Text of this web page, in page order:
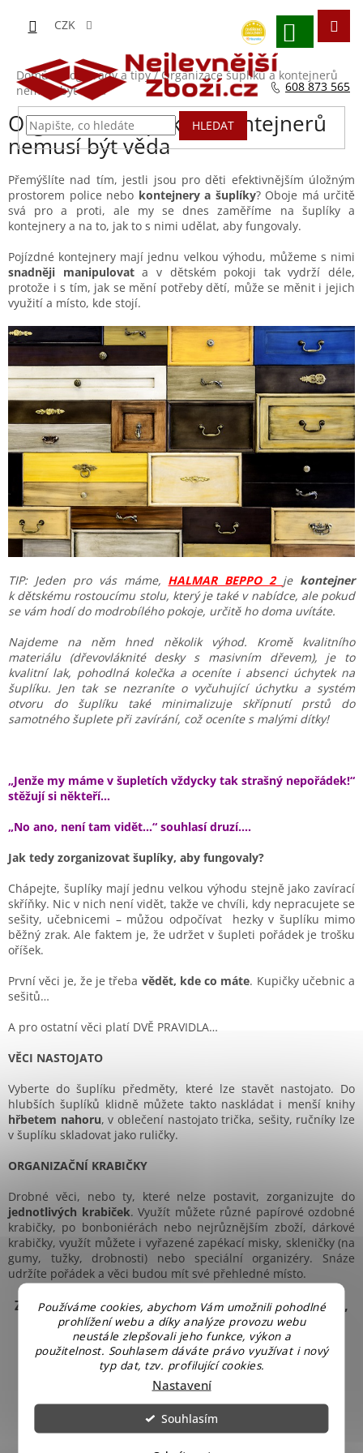
Používáme cookies, abychom Vám umožnili pohodlné
prohlížení webu a díky analýze provozu webu
neustále zlepšovali jeho funkce, výkon a
použitelnost. Souhlasem dáváte právo využívat i nový
typ dat, tzv. profilující cookies.
Nastavení
Souhlasím
obsah
CZK
HLEDAT
NÁKUPNÍ
KOŠÍK
Domů / Blog - rady a tipy / Organizace šuplíků a kontejnerů
nemusí být věda
Organizace šuplíků a kontejnerů
nemusí být věda
Přemýšlíte nad tím, jestli jsou pro děti efektivnějším úložným
prostorem police nebo kontejnery a šuplíky? Oboje má určitě
svá pro a proti, ale my se dnes zaměříme na šuplíky a
kontejnery a na to, jak to s nimi udělat, aby fungovaly.
Pojízdné kontejnery mají jednu velkou výhodu, můžeme s nimi
snadněji manipulovata v dětském pokoji tak vydrží déle,
protože i s tím, jak se mění potřeby dětí, může se měnit i jejich
využití a místo, kde stojí.
TIP: Jeden pro vás máme, HALMAR BEPPO 2 je kontejner
k dětskému rostoucímu stolu, který je také v nabídce, ale pokud
se vám hodí do modrobílého pokoje, určitě ho doma uvítáte.
Najdeme na něm hned několik výhod. Kromě kvalitního
materiálu (dřevovláknité desky s masivním dřevem), je to
kvalitní lak, pohodlná kolečka a oceníte i absenci úchytek na
šuplíku. Jen tak se nezraníte o vyčuhující úchytku a systém
otvoru do šuplíku také minimalizuje skřípnutí prstů do
samotného šuplete při zavírání, což oceníte s malými dítky!
„Jenže my máme v šupletích vždycky tak strašný nepořádek!“
stěžují si někteří…
„No ano, není tam vidět…“ souhlasí druzí….
Jak tedy zorganizovat šuplíky, aby fungovaly?
Chápejte, šuplíky mají jednu velkou výhodu stejně jako zavírací
skříňky. Nic v nich není vidět, takže ve chvíli, kdy nepracujete se
sešity, učebnicemi – můžou odpočívat hezky v šuplíku mimo
běžný zrak. Ale faktem je, že udržet v šupleti pořádek je trošku
oříšek.
První věci je, že je třeba vědět, kde co máte. Kupičky učebnic a
sešitů…
A pro ostatní věci platí DVĚ PRAVIDLA…
VĚCI NASTOJATO
Vyberte do šuplíku předměty, které lze stavět nastojato. Do
hlubších šuplíků klidně můžete takto naskládat i menší knihy
hřbetem nahoru, v oblečení nastojato trička, sešity, ručníky lze
v šuplíku skladovat jako ruličky.
ORGANIZAČNÍ KRABIČKY
Drobné věci, nebo ty, které nelze postavit, zorganizujte do
jednotlivých krabiček. Využít můžete různé papírové ozdobné
krabičky, po bonboniérách nebo nejrůznějším zboží, dárkové
krabičky, využít můžete i vyřazené zapékací misky, skleničky (na
gumy, tužky, drobnosti) nebo speciální organizéry. Snáze
udržíte pořádek a věci budou mít své přehledné místo.
Z
ajímají Vás informace ze zákulisí našeho obchodu,
tipy jak ušetřit na běžných výdajích a být tak
bohatší, nebo jen rádi soutěžíte? Sledujte náš
Facebook.
608 873 565